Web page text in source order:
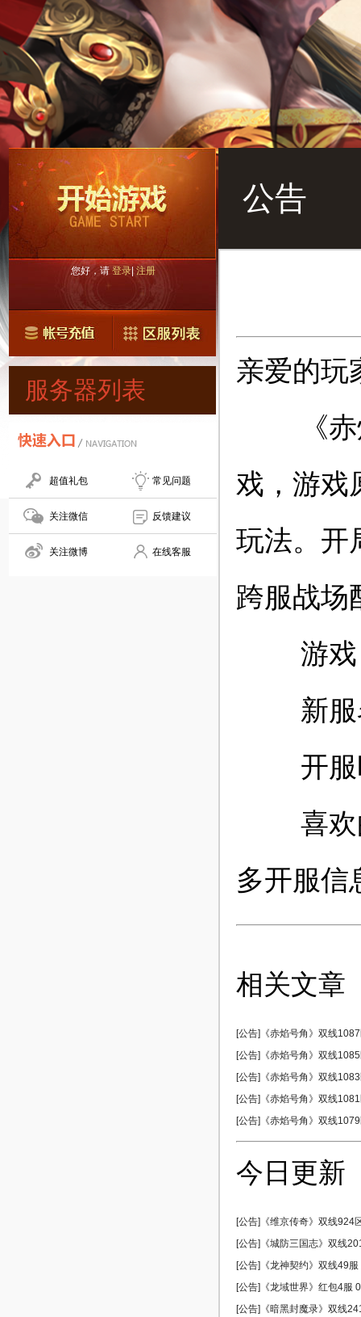
您好，请登录|注册
服务器列表
超值礼包 常见问题
关注微信 反馈建议
关注微博 在线客服
公告
亲爱的玩
《赤焰
戏，游戏
玩法。开
跨服战场
游戏
新服
开服
喜欢的
多开服信
相关文章
[公告]《赤焰号角》双线
[公告]《赤焰号角》双线
[公告]《赤焰号角》双线
[公告]《赤焰号角》双线
[公告]《赤焰号角》双线
今日更新
[公告]《维京传奇》双线924
[公告]《城防三国志》双线
[公告]《龙神契约》双线49
[公告]《龙域世界》红包4服
[公告]《暗黑封魔录》双线